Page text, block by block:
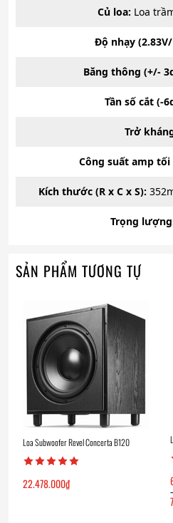
Củ loa: Loa
Độ nhạy
Băng thông (+/-
Tần số cắt (-
Trở
Công suất amp tối
Kích thước (R x C x S):
Trọng
SẢN PHẨM TƯƠNG TỰ
Loa Subwoofer Revel Concerta B120
22.478.000₫